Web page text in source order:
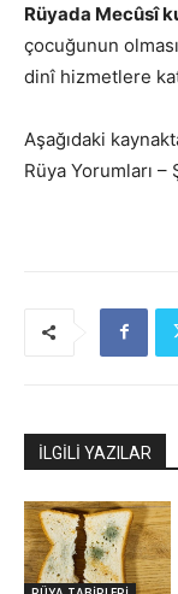
Rüyada Mecûsî
çocuğunun
dinî hizmetlere
Aşağıdaki
Rüya Yorumları
İLGİLİ YAZILAR